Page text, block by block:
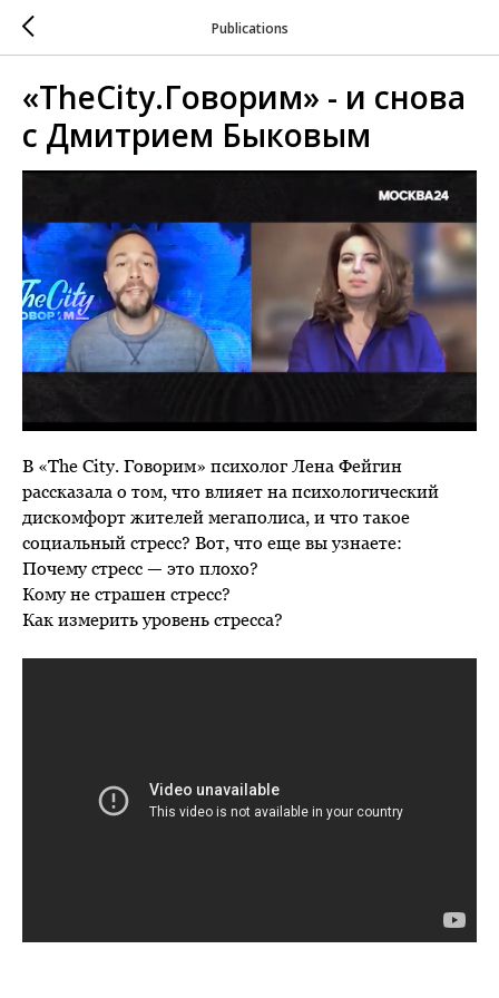
Publications
«TheCity.Говорим» - и снова
с Дмитрием Быковым
В «The City. Говорим» психолог Лена Фейгин
рассказала о том, что влияет на психологический
дискомфорт жителей мегаполиса, и что такое
социальный стресс? Вот, что еще вы узнаете:
Почему стресс — это плохо?
Кому не страшен стресс?
Как измерить уровень стресса?